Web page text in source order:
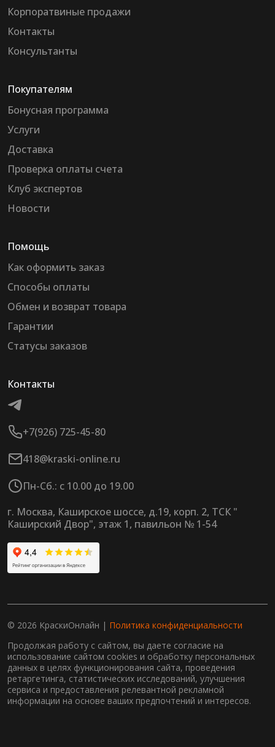
Корпоратвиные продажи
Контакты
Консультанты
Покупателям
Бонусная программа
Услуги
Доставка
Проверка оплаты счета
Клуб экспертов
Новости
Помощь
Как оформить заказ
Способы оплаты
Обмен и возврат товара
Гарантии
Статусы заказов
Контакты
+7(926) 725-45-80
418@kraski-online.ru
Пн-Сб.: с 10.00 до 19.00
г. Москва, Каширское шоссе, д.19, корп. 2, ТСК "
Каширский Двор", этаж 1, павильон № 1-54
© 2026 КраскиОнлайн | Политика конфиденциальности
Продолжая работу с сайтом, вы даете согласие на
использование сайтом cookies и обработку персональных
данных в целях функционирования сайта, проведения
ретаргетинга, статистических исследований, улучшения
сервиса и предоставления релевантной рекламной
информации на основе ваших предпочтений и интересов.